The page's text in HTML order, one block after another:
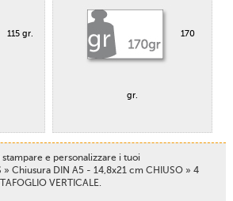
115 gr. 170
gr.
e personalizzare i tuoi
» Chiusura DIN A5 - 14,8x21 cm CHIUSO » 4
VERTICALE.